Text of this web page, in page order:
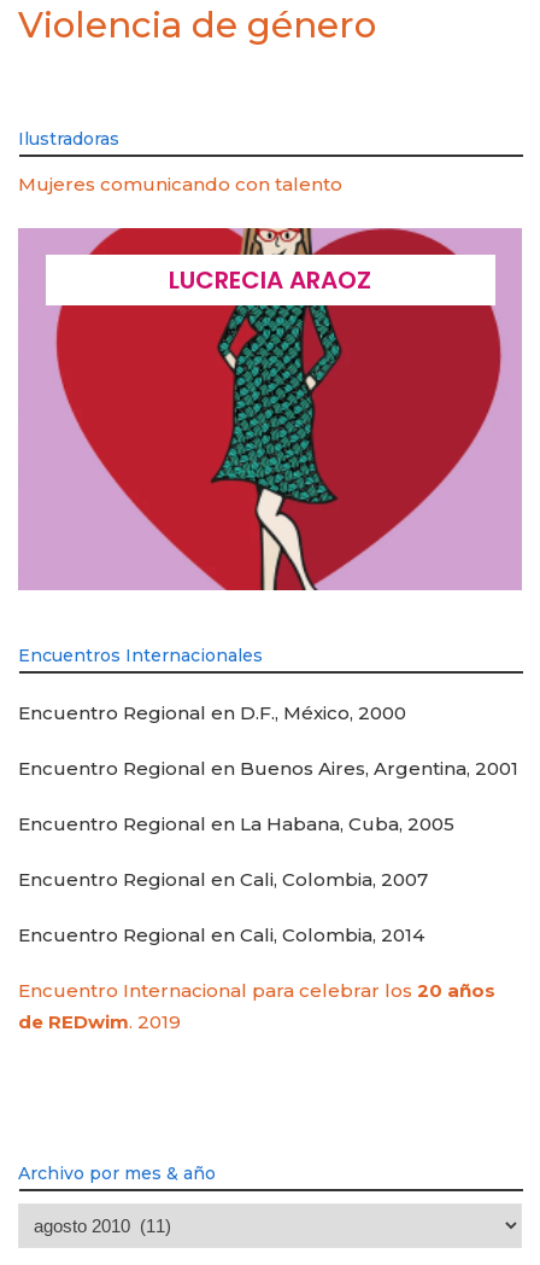
Violencia de género
Ilustradoras
Mujeres comunicando con talento
LUCRECIA ARAOZ
Encuentros Internacionales
Encuentro Regional en D.F., México, 2000
Encuentro Regional en Buenos Aires, Argentina, 2001
Encuentro Regional en La Habana, Cuba, 2005
Encuentro Regional en Cali, Colombia, 2007
Encuentro Regional en Cali, Colombia, 2014
Encuentro Internacional para celebrar los 20 años
de REDwim. 2019
Archivo por mes & año
Archivo
por